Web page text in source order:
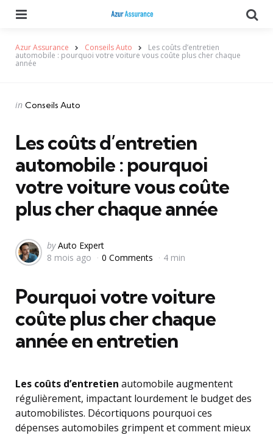
Azur Assurance Conseils Auto Les coûts d’entretien
automobile : pourquoi votre voiture vous coûte plus cher chaque
année
Categories
Posted
in Conseils Auto
Les coûts d’entretien
automobile : pourquoi
votre voiture vous coûte
plus cher chaque année
Posted
by
by Auto Expert
8 mois ago
0 Comments 4 min
Pourquoi votre voiture
coûte plus cher chaque
année en entretien
Les coûts d’entretien automobile augmentent
régulièrement, impactant lourdement le budget des
automobilistes. Décortiquons pourquoi ces
dépenses automobiles grimpent et comment mieux